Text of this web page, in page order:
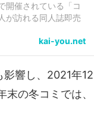
開催されている「コ
が訪れる同人誌即売
に伴い、会場の一部
kai-you.net
響し、2021年12
の冬コミでは、